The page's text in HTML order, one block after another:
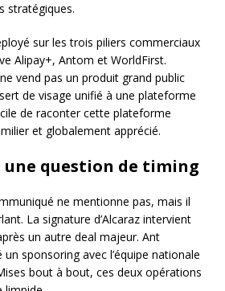
stratégiques.
sur les trois piliers commerciaux
Alipay+, Antom et WorldFirst.
vend pas un produit grand public
de visage unifié à une plateforme
de raconter cette plateforme
et globalement apprécié.
une question de timing
ne mentionne pas, mais il
La signature d’Alcaraz intervient
un autre deal majeur. Ant
sponsoring avec l’équipe nationale
bout à bout, ces deux opérations